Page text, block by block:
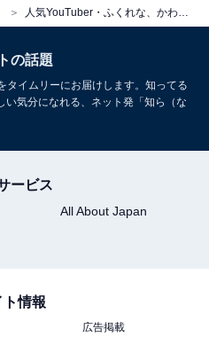
人気YouTuber・ふくれな、かわいすぎる谷間ちらりショット披露！ 「アイドルみたい」「美人すぎて震える」
の話題
タイムリーにお届けします。知ってる
気分になれる、ネット発「知ら（な
ービス
All About Japan
ト情報
広告掲載